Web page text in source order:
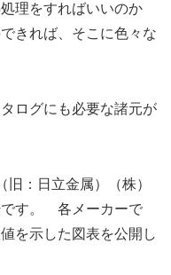
理をすればいいのか
きれば、そこに色々な
ログにも必要な諸元が
：日立金属）（株）
です。 各メーカーで
を示した図表を公開し